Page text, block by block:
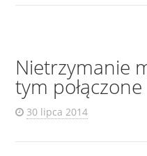
Nietrzymanie
tym połączone
30 lipca 2014